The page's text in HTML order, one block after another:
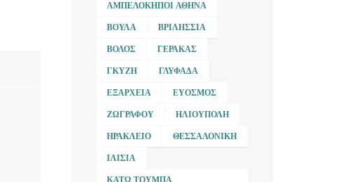
ΑΜΠΕΛΌΚΗΠΟΙ ΑΘΉΝΑ
ΒΟΎΛΑ ΒΡΙΛΉΣΣΙΑ
ΒΌΛΟΣ ΓΈΡΑΚΑΣ
ΓΚΎΖΗ ΓΛΥΦΆΔΑ
ΕΞΆΡΧΕΙΑ ΕΎΟΣΜΟΣ
ΖΩΓΡΆΦΟΥ ΗΛΙΟΎΠΟΛΗ
ΗΡΆΚΛΕΙΟ ΘΕΣΣΑΛΟΝΊΚΗ
ΙΛΊΣΙΑ
ΚΆΤΩ ΤΟΎΜΠΑ